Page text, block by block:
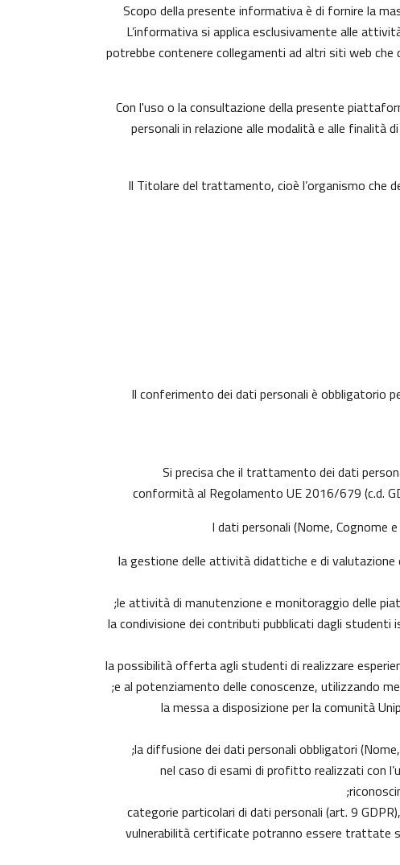
Scopo della presente informativa è di fornire la
L’informativa si applica esclusivamente alle
potrebbe contenere collegamenti ad altri siti web
Con l'uso o la consultazione della presente
personali in relazione alle modalità e alle finalità
Il Titolare del trattamento, cioè l’organismo che
Il conferimento dei dati personali è obbligatorio
Si precisa che il trattamento dei dati
conformità al Regolamento UE 2016/679 (c.d.
I dati personali (Nome,
la gestione delle attività didattiche e di valutazione
le attività di manutenzione e monitoraggio delle
la condivisione dei contributi pubblicati dagli
la possibilità offerta agli studenti di realizzare
e al potenziamento delle conoscenze, utilizzando
la messa a disposizione per la comunità
la diffusione dei dati personali obbligatori
nel caso di esami di profitto realizzati con
categorie particolari di dati personali (art. 9
vulnerabilità certificate potranno essere trattate